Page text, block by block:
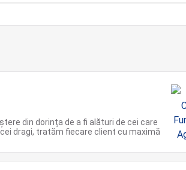
din dorința de a fi alături de cei care
dragi, tratăm fiecare client cu maximă